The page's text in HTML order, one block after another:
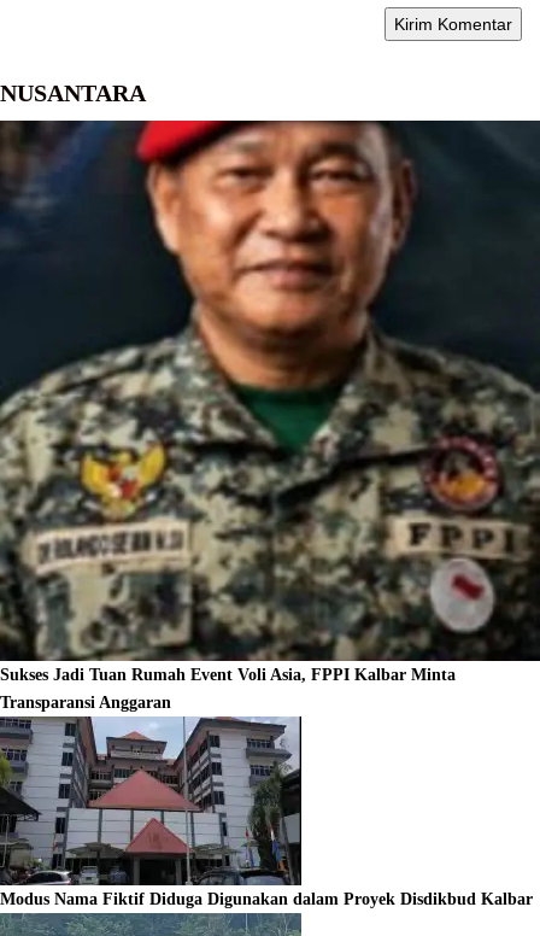
NUSANTARA
Sukses Jadi Tuan Rumah Event Voli Asia, FPPI Kalbar Minta
Transparansi Anggaran
Modus Nama Fiktif Diduga Digunakan dalam Proyek Disdikbud Kalbar